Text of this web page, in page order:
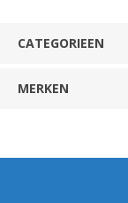
CATEGORIEEN
MERKEN